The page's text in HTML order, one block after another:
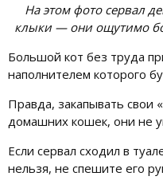
На этом фото сервал
клыки — они ощутимо
Большой кот без труда
наполнителем которого
Правда, закапывать свои
домашних кошек, они не
Если сервал сходил в
нельзя, не спешите его